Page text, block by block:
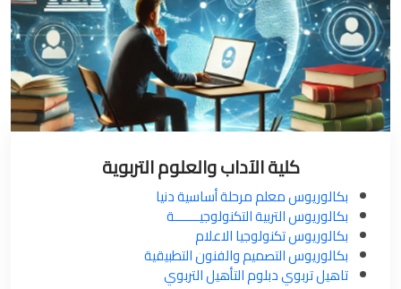
كلية الآداب والعلوم التربوية
بكالوريوس معلم مرحلة أساسية دنيا
بكالوريوس التربية التكنولوجيـــــــة
بكالوريوس تكنولوجيا الاعلام
بكالوريوس التصميم والفنون التطبيقية
تاهيل تربوي دبلوم التأهيل التربوي